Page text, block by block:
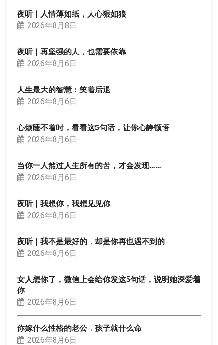
夜听｜人情薄如纸，人心狠如狼
2026年8月8日
夜听｜再坚强的人，也需要依靠
2026年8月6日
人生最大的智慧：笑着后退
2026年8月6日
心烦睡不着时，看看这5句话，让你心静顿悟
2026年8月6日
当你一人熬过人生所有的苦，才会发现……
2026年8月6日
夜听｜我想你，我想见见你
2026年8月6日
夜听｜我不是最好的，却是你再也遇不到的
2026年8月6日
女人想你了，微信上会给你发这5句话，说明她深爱着
你
2026年8月6日
你嫁什么性格的老公，孩子就什么命
2026年8月6日